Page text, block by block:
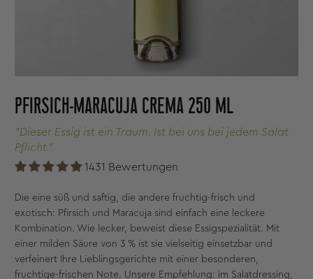
PFIRSICH-MARACUJA CREMA 250 ML
"Dieser Essig ist ein Traum. Ist bei uns bei jedem Salat
Pflicht."
1431 Bewertungen
Die eine süß und saftig, die andere fruchtig-frisch und
exotisch: Pfirsich und Maracuja sind einfach eine leckere
Kombination. Wie lecker, beweist diese Essigspezialität. Mit
einer milden Säure von 3 % ist sie vielseitig einsetzbar und
verfeinert Ihre Lieblingsgerichte mit einer besonderen,
fruchtige-frischen Note. Unsere Empfehlung: im Salatdressing,